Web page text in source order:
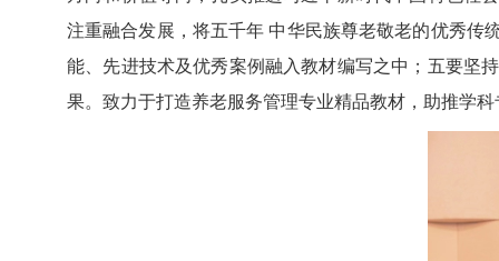
注重融合发展，将五千年 中华民族尊老敬老的优秀传
能、先进技术及优秀案例融入教材编写之中；五要坚
果。致力于打造养老服务管理专业精品教材，助推学